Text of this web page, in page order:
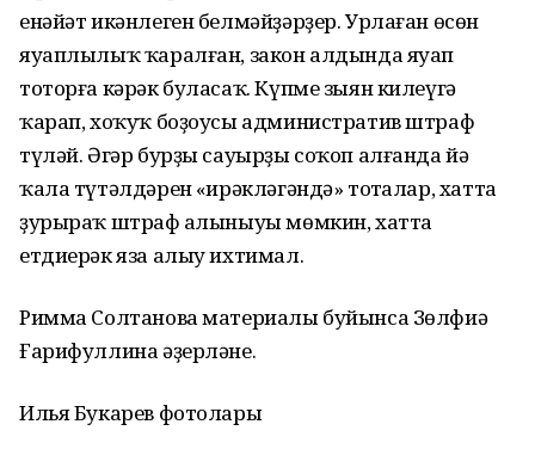
енәйәт икәнлеген белмәйҙәрҙер. Урлаған өсөн
яуаплылыҡ ҡаралған, закон алдында яуап
тоторға кәрәк буласаҡ. Күпме зыян килеүгә
ҡарап, хоҡуҡ боҙоусы административ штраф
түләй. Әгәр бурҙы сауырҙы соҡоп алғанда йә
ҡала түтәлдәрен «һирәкләгәндә» тотһалар, хатта
ҙурыраҡ штраф һалыныуы мөмкин, хатта
етдиерәк яза алыу ихтимал.
Римма Солтанова материалы буйынса Зөлфиә
Ғарифуллина әҙерләне.
Илья Букарев фотолары